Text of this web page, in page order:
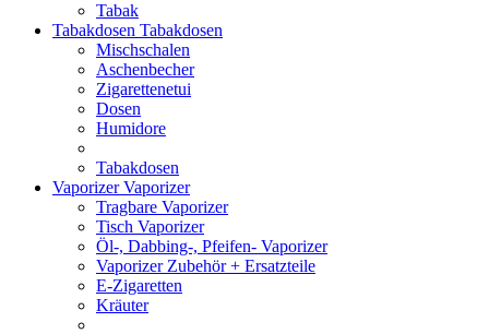
Tabak
Tabakdosen Tabakdosen
Mischschalen
Aschenbecher
Zigarettenetui
Dosen
Humidore
Tabakdosen
VaporizerVaporizer
Tragbare Vaporizer
Tisch Vaporizer
Öl-, Dabbing-, Pfeifen- Vaporizer
Vaporizer Zubehör + Ersatzteile
E-Zigaretten
Kräuter